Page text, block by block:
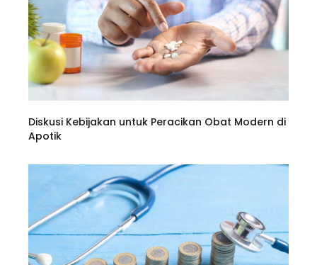
Diskusi Kebijakan untuk Peracikan Obat Modern di
Apotik